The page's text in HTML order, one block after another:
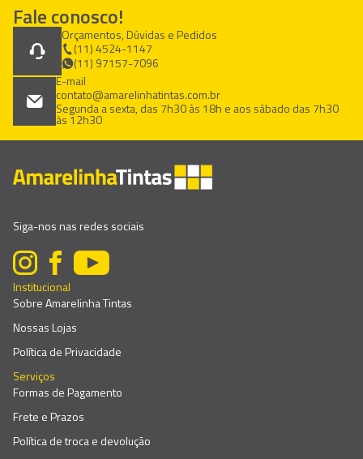
Fale conosco!
Orçamentos, Dúvidas e Pedidos
(11) 4524-1147
(11) 97157-7096
E-mail
contato@amarelinhatintas.com.br
Segunda a sexta, das 7h30 às 18h e aos sábado das 7h30
às 12h30
Siga-nos nas redes sociais
Institucional
Sobre Amarelinha Tintas
Nossas Lojas
Política de Privacidade
Serviços
Formas de Pagamento
Frete e Prazos
Política de troca e devolução